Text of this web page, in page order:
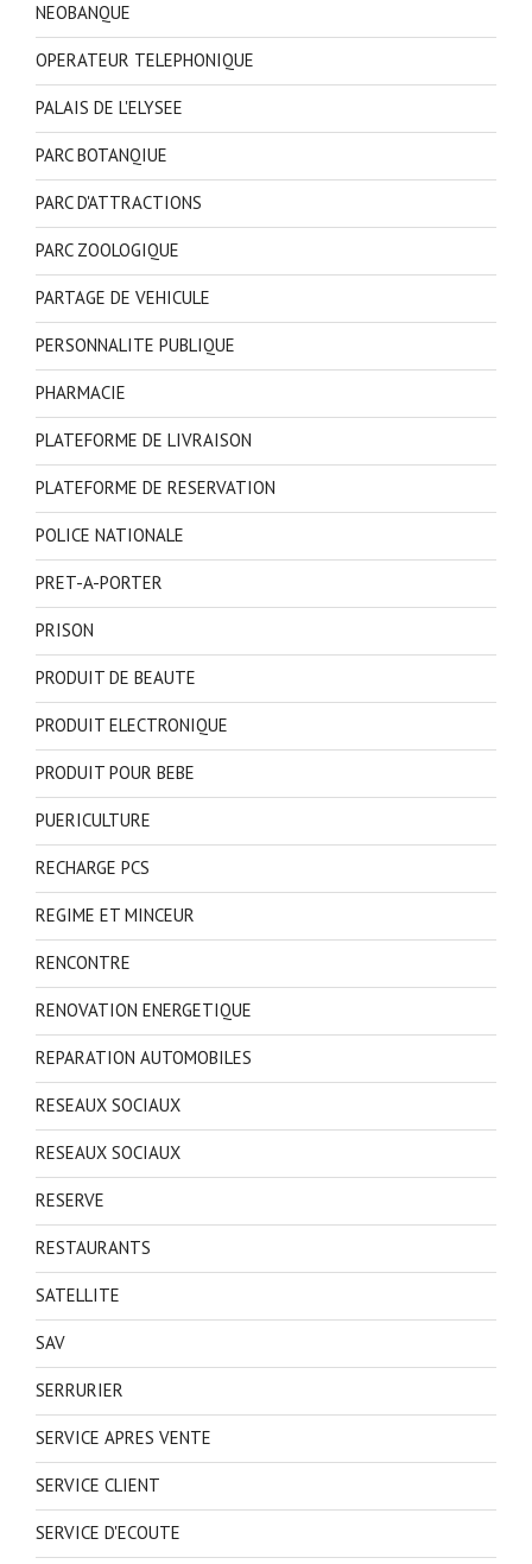
NEOBANQUE
OPERATEUR TELEPHONIQUE
PALAIS DE L'ELYSEE
PARC BOTANQIUE
PARC D'ATTRACTIONS
PARC ZOOLOGIQUE
PARTAGE DE VEHICULE
PERSONNALITE PUBLIQUE
PHARMACIE
PLATEFORME DE LIVRAISON
PLATEFORME DE RESERVATION
POLICE NATIONALE
PRET-A-PORTER
PRISON
PRODUIT DE BEAUTE
PRODUIT ELECTRONIQUE
PRODUIT POUR BEBE
PUERICULTURE
RECHARGE PCS
REGIME ET MINCEUR
RENCONTRE
RENOVATION ENERGETIQUE
REPARATION AUTOMOBILES
RESEAUX SOCIAUX
RESEAUX SOCIAUX
RESERVE
RESTAURANTS
SATELLITE
SAV
SERRURIER
SERVICE APRES VENTE
SERVICE CLIENT
SERVICE D'ECOUTE